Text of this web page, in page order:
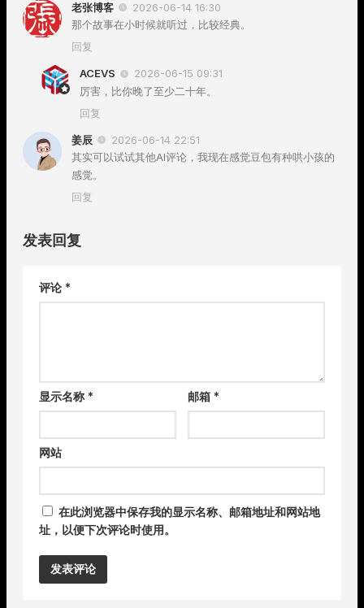
老张博客
2026-06-14 16:30
那个故事在小时候就听过，比较经典。
回复
ACEVS
2026-06-15 09:31
厉害，比你晚了至少二十年。
回复
姜辰
2026-06-14 22:51
其实可以试试其他AI评论，我现在感觉豆包有种哄小孩的
感觉。
回复
发表回复
评论 *
显示名称 * 邮箱*
网站
在此浏览器中保存我的显示名称、邮箱地址和网站地
址，以便下次评论时使用。